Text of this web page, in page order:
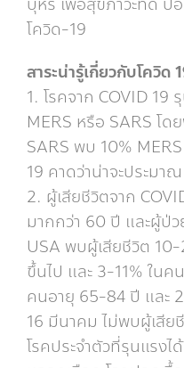
โควิด-19
สาระน่ารู้เกี่ยวกับโควิด
1. โรคจาก COVID 19
MERS หรือ SARS โด
SARS พบ 10%
19 คาดว่าน่าจะประมา
2. ผู้เสียชีวิตจาก
มากกว่า 60 ปี และผู้ป่
USA พบผู้เสียชีวิต
ขึ้นไป และ 3-11% ใน
คนอายุ 65-84 ปี และ
16 มีนาคม ไม่พบผู้เสีย
โรคประจำตัวที่รุนแรงไ